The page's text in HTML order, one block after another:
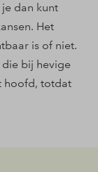
dan kunt
Het
is of niet.
bij hevige
hoofd, totdat